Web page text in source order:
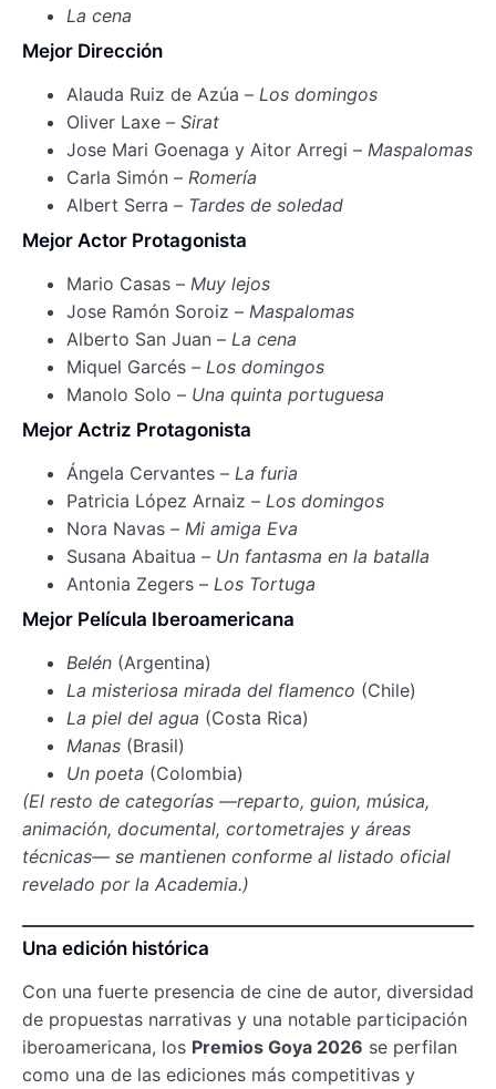
La cena
Mejor Dirección
Alauda Ruiz de Azúa – Los domingos
Oliver Laxe – Sirat
Jose Mari Goenaga y Aitor Arregi – Maspalomas
Carla Simón – Romería
Albert Serra – Tardes de soledad
Mejor Actor Protagonista
Mario Casas – Muy lejos
Jose Ramón Soroiz – Maspalomas
Alberto San Juan – La cena
Miquel Garcés – Los domingos
Manolo Solo – Una quinta portuguesa
Mejor Actriz Protagonista
Ángela Cervantes – La furia
Patricia López Arnaiz – Los domingos
Nora Navas – Mi amiga Eva
Susana Abaitua – Un fantasma en la batalla
Antonia Zegers – Los Tortuga
Mejor Película Iberoamericana
Belén (Argentina)
La misteriosa mirada del flamenco (Chile)
La piel del agua (Costa Rica)
Manas (Brasil)
Un poeta (Colombia)
(El resto de categorías —reparto, guion, música,
animación, documental, cortometrajes y áreas
técnicas— se mantienen conforme al listado oficial
revelado por la Academia.)
Una edición histórica
Con una fuerte presencia de cine de autor, diversidad
de propuestas narrativas y una notable participación
iberoamericana, los Premios Goya 2026 se perfilan
como una de las ediciones más competitivas y